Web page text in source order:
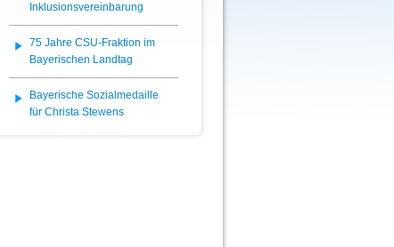
Inklusionsvereinbarung
75 Jahre CSU-Fraktion im
Bayerischen Landtag
Bayerische Sozialmedaille
für Christa Stewens